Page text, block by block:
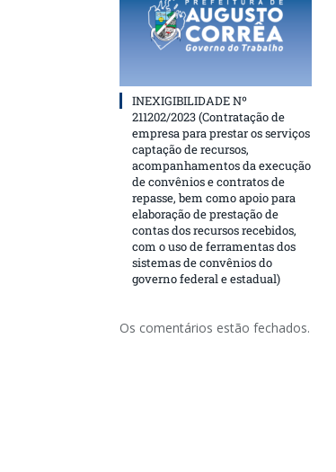
INEXIGIBILIDADE Nº
211202/2023 (Contratação de
empresa para prestar os serviços
captação de recursos,
acompanhamentos da execução
de convênios e contratos de
repasse, bem como apoio para
elaboração de prestação de
contas dos recursos recebidos,
com o uso de ferramentas dos
sistemas de convênios do
governo federal e estadual)
Os comentários estão fechados.